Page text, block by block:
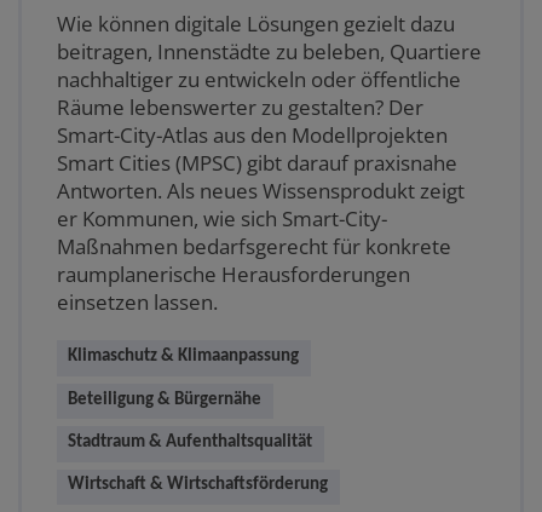
Wie können digitale Lösungen gezielt dazu
beitragen, Innenstädte zu beleben, Quartiere
nachhaltiger zu entwickeln oder öffentliche
Räume lebenswerter zu gestalten? Der
Smart-City-Atlas aus den Modellprojekten
Smart Cities (MPSC) gibt darauf praxisnahe
Antworten. Als neues Wissensprodukt zeigt
er Kommunen, wie sich Smart-City-
Maßnahmen bedarfsgerecht für konkrete
raumplanerische Herausforderungen
einsetzen lassen.
Klimaschutz & Klimaanpassung
Beteiligung & Bürgernähe
Stadtraum & Aufenthaltsqualität
Wirtschaft & Wirtschaftsförderung